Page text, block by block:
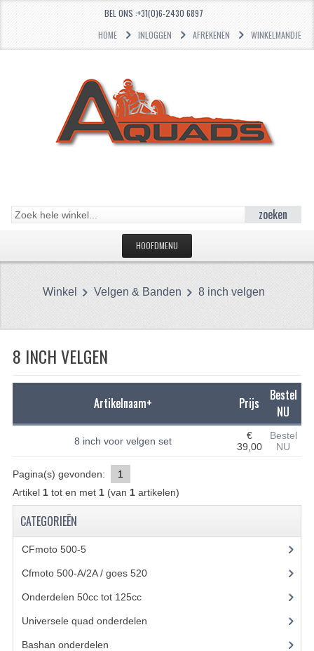
BEL ONS :+31(0)6-2430 6897
HOME
INLOGGEN AFREKENEN WINKELMANDJE
zoeken
HOOFDMENU
CFMOTO 500-5
CFMOTO 500-A/2A / GOES 520
LAGERS
PAKKINGEN
VERLICHTING
ONDERDELEN 50CC TOT 125CC
BASHAN ONDERDELEN
BASHAN 150CC
Winkel Velgen & Banden 8 inch velgen
8 INCH VELGEN
Artikelnaam+ Prijs
Bestel
NU
8 inch voor velgen set
€
39,00
Bestel
NU
Pagina(s) gevonden:
1
Artikel 1tot en met 1(van 1artikelen)
CATEGORIEËN
CFmoto 500-5(5)
Cfmoto 500-A/2A / goes 520(347)
Onderdelen 50cc tot 125cc(49)
Universele quad onderdelen
Bashan onderdelen